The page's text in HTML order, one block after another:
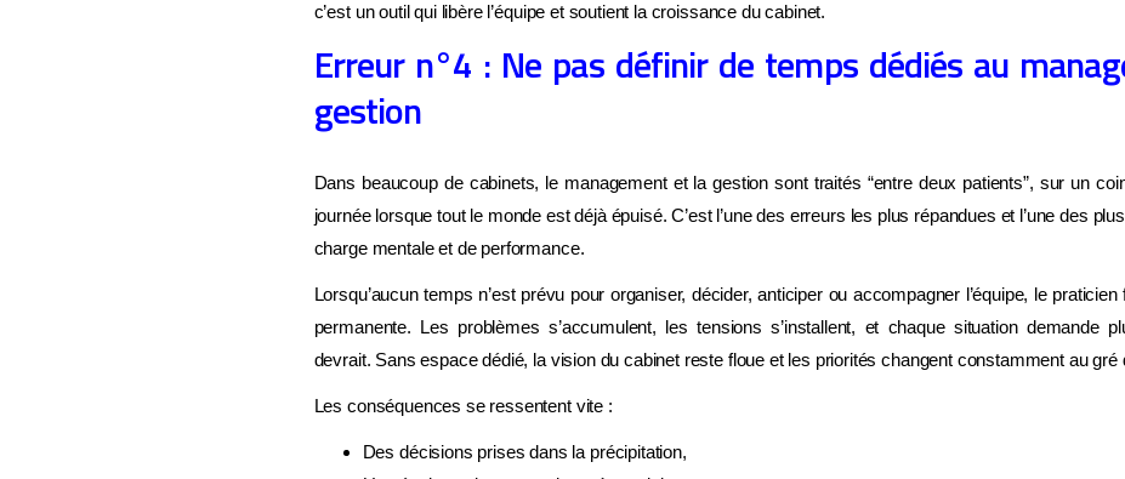
c’est un outil qui libère l’équipe et soutient la croissance du cabinet.
Erreur n°4 : Ne pas définir de temps dédiés au
gestion
Dans beaucoup de cabinets, le management et la gestion sont traités “entre deux patients”, sur un
journée lorsque tout le monde est déjà épuisé. C’est l’une des erreurs les plus répandues et l’une des
charge mentale et de performance.
Lorsqu’aucun temps n’est prévu pour organiser, décider, anticiper ou accompagner l’équipe, le
permanente. Les problèmes s’accumulent, les tensions s’installent, et chaque situation demande
devrait. Sans espace dédié, la vision du cabinet reste floue et les priorités changent constamment au gré
Les conséquences se ressentent vite :
Des décisions prises dans la précipitation,